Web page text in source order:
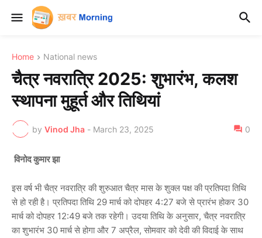
Home National news
चैत्र नवरात्रि 2025: शुभारंभ, कलश
स्थापना मुहूर्त और तिथियां
by Vinod Jha - March 23, 2025 0
विनोद कुमार झा
इस वर्ष भी चैत्र नवरात्रि की शुरुआत चैत्र मास के शुक्ल पक्ष की प्रतिपदा तिथि
से हो रही है। प्रतिपदा तिथि 29 मार्च को दोपहर 4:27 बजे से प्रारंभ होकर 30
मार्च को दोपहर 12:49 बजे तक रहेगी। उदया तिथि के अनुसार, चैत्र नवरात्रि
का शुभारंभ 30 मार्च से होगा और 7 अप्रैल, सोमवार को देवी की विदाई के साथ